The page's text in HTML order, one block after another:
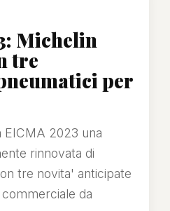
Michelin
tre
per
EICMA 2023 una
rinnovata di
tre novita' anticipate
da